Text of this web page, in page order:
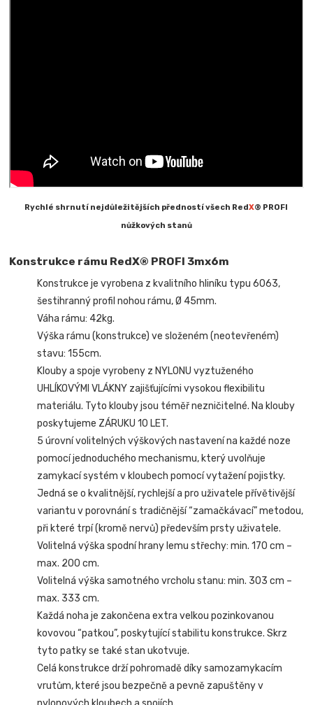
Rychlé shrnutí nejdůležitějších předností všech RedX® PROFI
nůžkových stanů
Konstrukce rámu RedX® PROFI 3mx6m
Konstrukce je vyrobena z kvalitního hliníku typu 6063,
šestihranný profil nohou rámu, Ø 45mm.
Váha rámu: 42kg.
Výška rámu (konstrukce) ve složeném (neotevřeném)
stavu: 155cm.
Klouby a spoje vyrobeny z NYLONU vyztuženého
UHLÍKOVÝMI VLÁKNY zajišťujícími vysokou flexibilitu
materiálu. Tyto klouby jsou téměř nezničitelné. Na klouby
poskytujeme ZÁRUKU 10 LET.
5 úrovní volitelných výškových nastavení na každé noze
pomocí jednoduchého mechanismu, který uvolňuje
zamykací systém v kloubech pomocí vytažení pojistky.
Jedná se o kvalitnější, rychlejší a pro uživatele přívětivější
variantu v porovnání s tradičnější “zamačkávací” metodou,
při které trpí (kromě nervů) především prsty uživatele.
Volitelná výška spodní hrany lemu střechy: min. 170 cm –
max. 200 cm.
Volitelná výška samotného vrcholu stanu: min. 303 cm –
max. 333 cm.
Každá noha je zakončena extra velkou pozinkovanou
kovovou “patkou”, poskytující stabilitu konstrukce. Skrz
tyto patky se také stan ukotvuje.
Celá konstrukce drží pohromadě díky samozamykacím
vrutům, které jsou bezpečně a pevně zapuštěny v